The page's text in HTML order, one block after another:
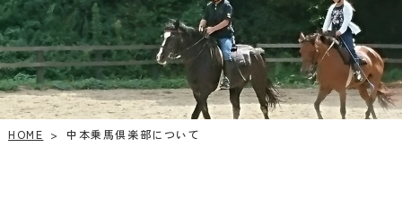
HOME > 中本乗馬倶楽部について